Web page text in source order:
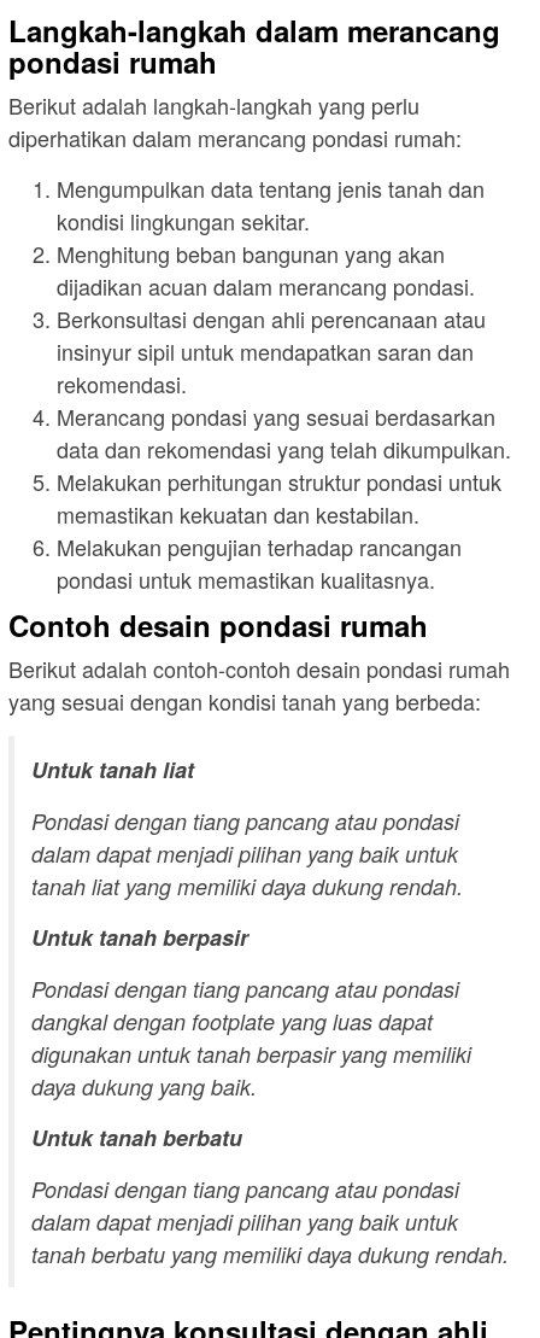
Langkah-langkah dalam merancang
pondasi rumah
Berikut adalah langkah-langkah yang perlu
diperhatikan dalam merancang pondasi rumah:
Mengumpulkan data tentang jenis tanah dan
kondisi lingkungan sekitar.
Menghitung beban bangunan yang akan
dijadikan acuan dalam merancang pondasi.
Berkonsultasi dengan ahli perencanaan atau
insinyur sipil untuk mendapatkan saran dan
rekomendasi.
Merancang pondasi yang sesuai berdasarkan
data dan rekomendasi yang telah dikumpulkan.
Melakukan perhitungan struktur pondasi untuk
memastikan kekuatan dan kestabilan.
Melakukan pengujian terhadap rancangan
pondasi untuk memastikan kualitasnya.
Contoh desain pondasi rumah
Berikut adalah contoh-contoh desain pondasi rumah
yang sesuai dengan kondisi tanah yang berbeda:
Untuk tanah liat
Pondasi dengan tiang pancang atau pondasi
dalam dapat menjadi pilihan yang baik untuk
tanah liat yang memiliki daya dukung rendah.
Untuk tanah berpasir
Pondasi dengan tiang pancang atau pondasi
dangkal dengan footplate yang luas dapat
digunakan untuk tanah berpasir yang memiliki
daya dukung yang baik.
Untuk tanah berbatu
Pondasi dengan tiang pancang atau pondasi
dalam dapat menjadi pilihan yang baik untuk
tanah berbatu yang memiliki daya dukung rendah.